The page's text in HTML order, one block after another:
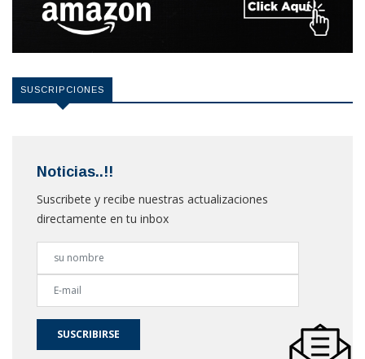
SUSCRIPCIONES
Noticias..!!
Suscribete y recibe nuestras actualizaciones
directamente en tu inbox
SUSCRIBIRSE